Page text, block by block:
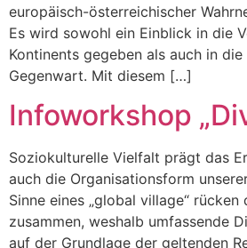
europäisch-österreichischer
Es wird sowohl ein Einblick in die
Kontinents gegeben als auch in
Gegenwart. Mit diesem […]
Infoworkshop
Soziokulturelle Vielfalt prägt das
auch die Organisationsform
Sinne eines „global village“ rücken
zusammen, weshalb umfassende
auf der Grundlage der geltenden